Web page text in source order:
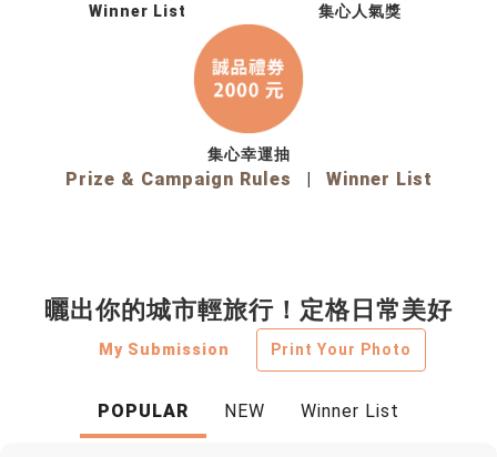
Prize & Campaign Rules | Winner List
Winner List 集心人氣獎
集心幸運抽
曬出你的城市輕旅行！定格日常美好
My Submission Print Your Photo
POPULAR NEW Winner List